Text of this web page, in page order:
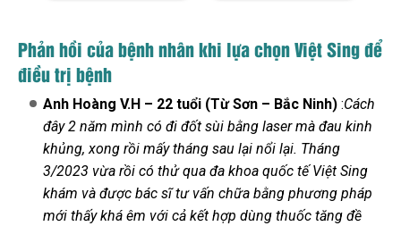
Phản hồi của bệnh nhân khi lựa chọn Việt Sing để
điều trị bệnh
Anh Hoàng V.H – 22 tuổi (Từ Sơn – Bắc Ninh) :Cách
đây 2 năm mình có đi đốt sùi bằng laser mà đau kinh
khủng, xong rồi mấy tháng sau lại nổi lại. Tháng
3/2023 vừa rồi có thử qua đa khoa quốc tế Việt Sing
khám và được bác sĩ tư vấn chữa bằng phương pháp
mới thấy khá êm với cả kết hợp dùng thuốc tăng đề